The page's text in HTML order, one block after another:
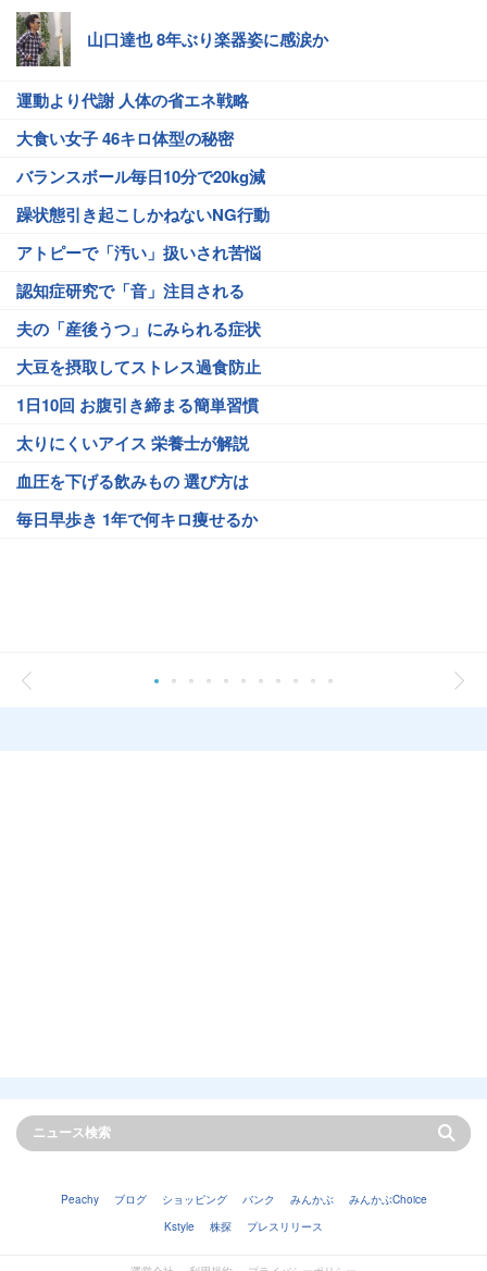
山口達也 8年ぶり楽器姿に感涙か
運動より代謝 人体の省エネ戦略
大食い女子 46キロ体型の秘密
バランスボール毎日10分で20kg減
躁状態引き起こしかねないNG行動
アトピーで「汚い」扱いされ苦悩
認知症研究で「音」注目される
夫の「産後うつ」にみられる症状
大豆を摂取してストレス過食防止
1日10回 お腹引き締まる簡単習慣
太りにくいアイス 栄養士が解説
血圧を下げる飲みもの 選び方は
毎日早歩き 1年で何キロ痩せるか
Peachy ブログ ショッピング バンク みんかぶ
みんかぶChoice
Kstyle
株探 プレスリリース